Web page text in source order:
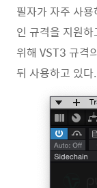
필자가 자주 사
인 규격을 지원
위해 VST3 규격
뒤 사용하고 있다.